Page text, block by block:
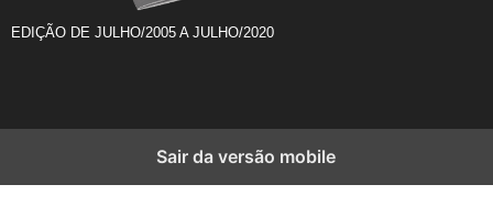
EDIÇÃO DE JULHO/2005 A JULHO/2020
Sair da versão mobile